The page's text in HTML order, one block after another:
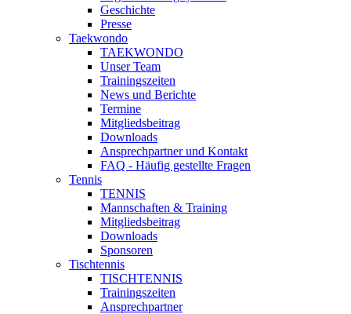
Geschichte
Presse
Taekwondo
TAEKWONDO
Unser Team
Trainingszeiten
News und Berichte
Termine
Mitgliedsbeitrag
Downloads
Ansprechpartner und Kontakt
FAQ - Häufig gestellte Fragen
Tennis
TENNIS
Mannschaften & Training
Mitgliedsbeitrag
Downloads
Sponsoren
Tischtennis
TISCHTENNIS
Trainingszeiten
Ansprechpartner